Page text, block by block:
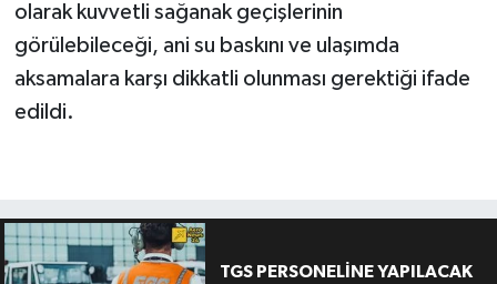
olarak kuvvetli sağanak geçişlerinin
görülebileceği, ani su baskını ve ulaşımda
aksamalara karşı dikkatli olunması gerektiği ifade
edildi.
TGS PERSONELİNE YAPILACAK